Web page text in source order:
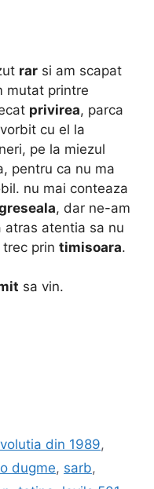
rar si am scapat
mutat printre
privirea, parca
cu el la
pe la miezul
pentru ca nu ma
nu mai conteaza
, dar ne-am
atras atentia sa nu
prin timisoara.
sa vin.
din 1989,
dugme, sarb,